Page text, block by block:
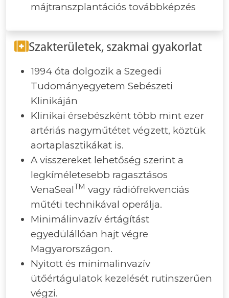
májtranszplantációs továbbképzés
Szakterületek, szakmai gyakorlat
1994 óta dolgozik a Szegedi
Tudományegyetem Sebészeti
Klinikáján
Klinikai érsebészként több mint ezer
artériás nagyműtétet végzett, köztük
aortaplasztikákat is.
A visszereket lehetőség szerint a
legkíméletesebb ragasztásos
VenaSealTM vagy rádiófrekvenciás
műtéti technikával operálja.
Minimálinvazív értágítást
egyedülállóan hajt végre
Magyarországon.
Nyitott és minimalinvazív
ütőértágulatok kezelését rutinszerűen
végzi.